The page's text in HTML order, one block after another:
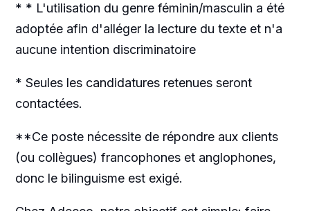
* * L'utilisation du genre féminin/masculin a été
adoptée afin d'alléger la lecture du texte et n'a
aucune intention discriminatoire
* Seules les candidatures retenues seront
contactées.
**Ce poste nécessite de répondre aux clients
(ou collègues) francophones et anglophones,
donc le bilinguisme est exigé.